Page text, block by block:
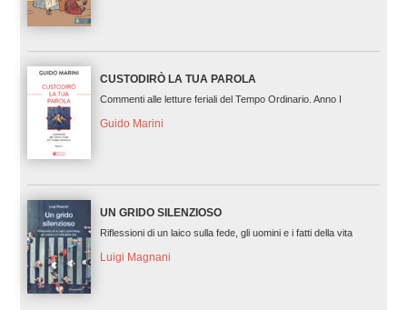
CUSTODIRÒ LA TUA PAROLA
Commenti alle letture feriali del Tempo Ordinario. Anno I
Guido Marini
UN GRIDO SILENZIOSO
Riflessioni di un laico sulla fede, gli uomini e i fatti della vita
Luigi Magnani